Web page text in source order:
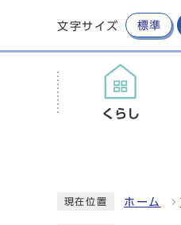
文字サイズ 標準
くらし
現在位置 ホーム